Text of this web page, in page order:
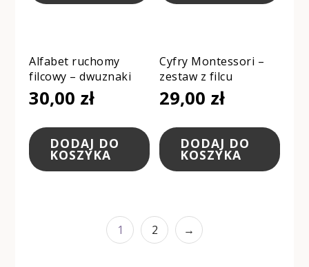
Alfabet ruchomy
filcowy – dwuznaki
30,00 zł
DODAJ DO
KOSZYKA
Cyfry Montessori –
zestaw z filcu
29,00 zł
DODAJ DO
KOSZYKA
1 2 →